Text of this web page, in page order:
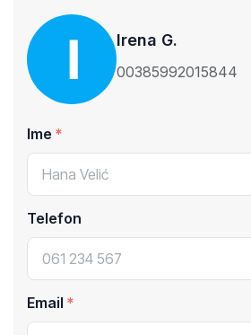
Irena G.
00385992015844
Ime
Telefon
Email